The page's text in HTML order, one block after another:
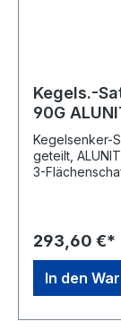
Kegels.-
90G
Kegelsenker-
geteilt, ALUNIT®-
3-
für Bohrungen
Schneiden,
293,60 €*
In den